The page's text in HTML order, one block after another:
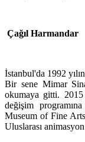
Çağıl Harmandar
İstanbul'da 1992
Bir sene Mimar
okumaya gitti.
değişim
Museum of Fine
Uluslarası